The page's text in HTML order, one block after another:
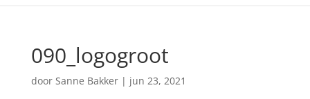
090_logogroot
door Sanne Bakker| jun 23, 2021